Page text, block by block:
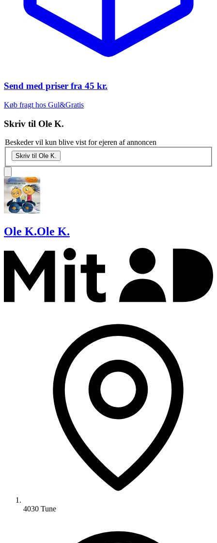
Send med priser fra 45 kr.
Køb fragt hos Gul&Gratis
Skriv til Ole K.
Beskeder vil kun blive vist for ejeren af annoncen
Skriv til Ole K.
Ole K.Ole K.
4030 Tune